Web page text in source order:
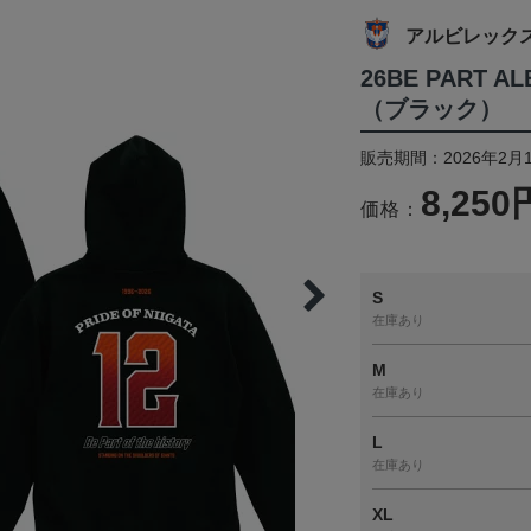
アルビレック
26BE PART
（ブラック）
販売期間：2026年2
価格： 8,250
S
在庫あり
M
在庫あり
L
在庫あり
XL